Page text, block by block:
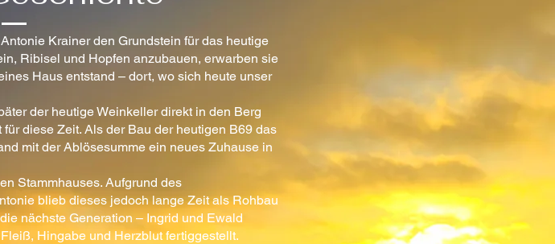
Krainer den Grundstein für das heutige
Ribisel und Hopfen anzubauen, erwarben sie
Haus entstand – dort, wo sich heute unser
der heutige Weinkeller direkt in den Berg
diese Zeit. Als der Bau der heutigen B69 das
mit der Ablösesumme ein neues Zuhause in
Stammhauses. Aufgrund des
blieb dieses jedoch lange Zeit als Rohbau
nächste Generation – Ingrid und Ewald
Hingabe und Herzblut fertiggestellt.